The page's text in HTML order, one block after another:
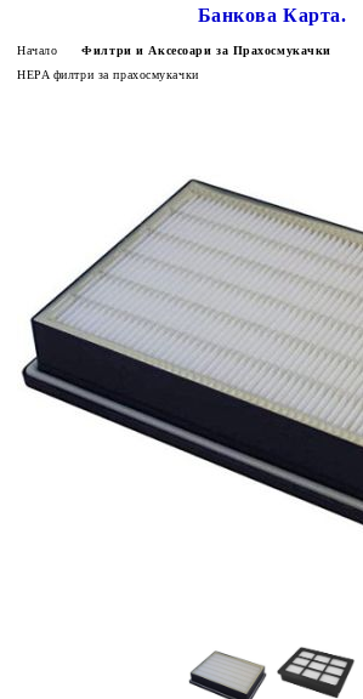
Банкова Карта.
Начало
Филтри и Аксесоари за Прахосмукачки
HEPA филтри за прахосмукачки